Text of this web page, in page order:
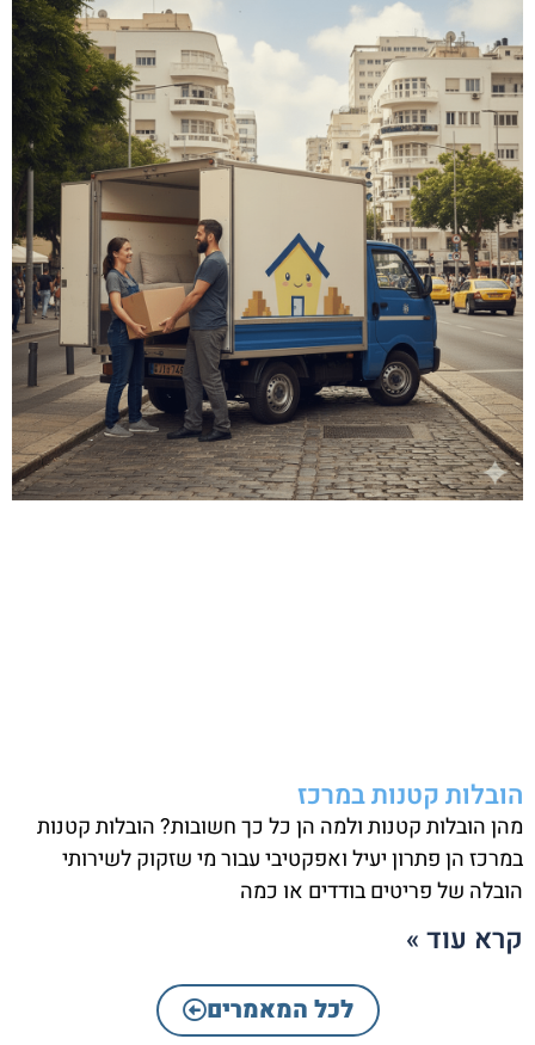
הובלות קטנות במרכז
מהן הובלות קטנות ולמה הן כל כך חשובות? הובלות קטנות
במרכז הן פתרון יעיל ואפקטיבי עבור מי שזקוק לשירותי
הובלה של פריטים בודדים או כמה
קרא עוד »
לכל המאמרים